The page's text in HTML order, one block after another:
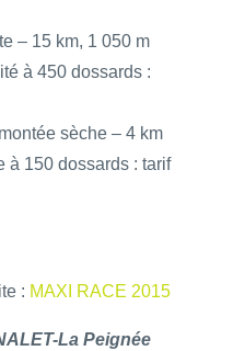
– 15 km, 1 050 m
à 450 dossards :
sèche – 4 km
à 150 dossards : tarif
: MAXI RACE 2015
La Peignée